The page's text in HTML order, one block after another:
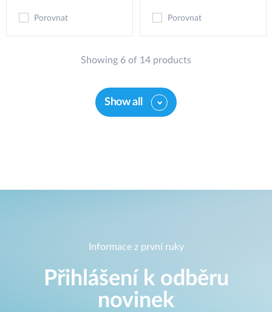
Porovnat Porovnat
Showing 6 of 14 products
Show all
Informace z první ruky
Přihlášení k odběru
novinek